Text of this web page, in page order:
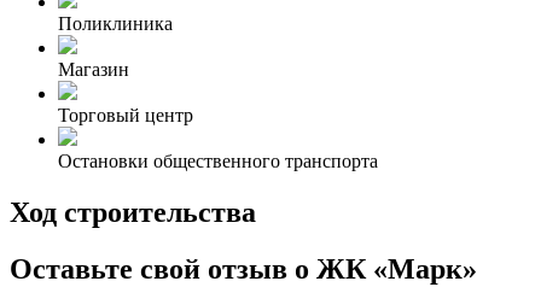
Поликлиника
Магазин
Торговый центр
Остановки общественного транспорта
Ход строительства
Оставьте свой отзыв о ЖК «Марк»